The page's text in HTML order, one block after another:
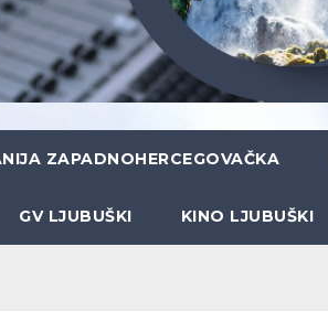
ZAPADNOHERCEGOVAČKA
GV LJUBUŠKI KINO LJUBUŠKI